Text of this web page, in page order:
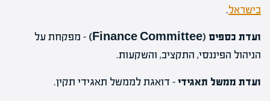
בישראל.
ועדת כספים (Finance Committee)
– מפקחת על
הניהול הפיננסי, התקציב, והשקעות.
ועדת ממשל תאגידי– דואגת לממשל תאגידי תקין.